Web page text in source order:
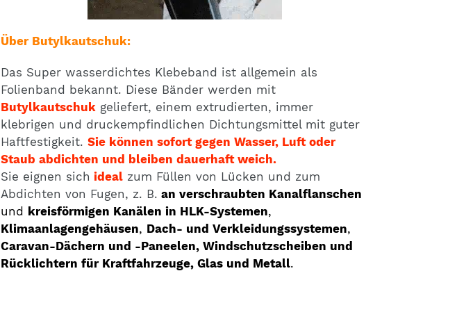
Über Butylkautschuk:
Das Super wasserdichtes Klebeband ist allgemein als
Folienband bekannt. Diese Bänder werden mit
Butylkautschuk geliefert, einem extrudierten, immer
klebrigen und druckempfindlichen Dichtungsmittel mit guter
Haftfestigkeit. Sie können sofort gegen Wasser, Luft oder
Staub abdichten und bleiben dauerhaft weich.
Sie eignen sich ideal zum Füllen von Lücken und zum
Abdichten von Fugen, z. B. an verschraubten Kanalflanschen
und kreisförmigen Kanälen in HLK-Systemen,
Klimaanlagengehäusen, Dach- und Verkleidungssystemen,
Caravan-Dächern und -Paneelen, Windschutzscheiben und
Rücklichtern für Kraftfahrzeuge, Glas und Metall.